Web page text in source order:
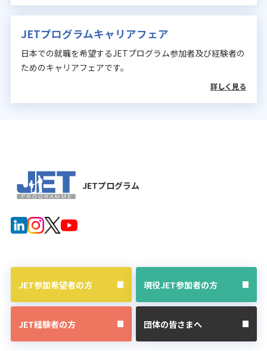
JETプログラムキャリアフェア
日本での就職を希望するJETプログラム参加者及び経験者の
ためのキャリアフェアです。
詳しく見る
JETプログラム
JET参加希望者の方 現役JET参加者の方
JET経験者の方 団体の皆さまへ